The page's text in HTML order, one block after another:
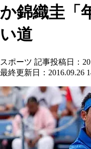
か錦織圭「
い道
スポーツ 記事投稿日：
最終更新日：2016.09.26